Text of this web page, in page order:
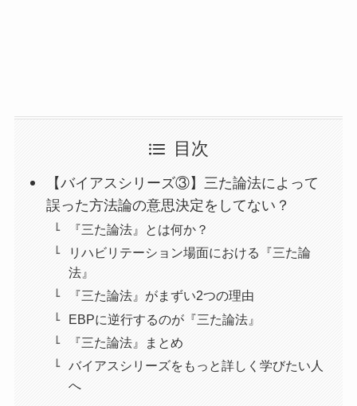
目次
【バイアスシリーズ③】三た論法によって
誤った方法論の意思決定をしてない？
『三た論法』とは何か？
リハビリテーション場面における『三た論
法』
『三た論法』がまずい2つの理由
EBPに逆行するのが『三た論法』
『三た論法』まとめ
バイアスシリーズをもっと詳しく学びたい人
へ